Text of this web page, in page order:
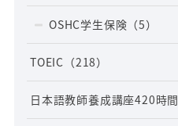
OSHC学生保険 （5）
TOEIC （218）
日本語教師養成講座420時間